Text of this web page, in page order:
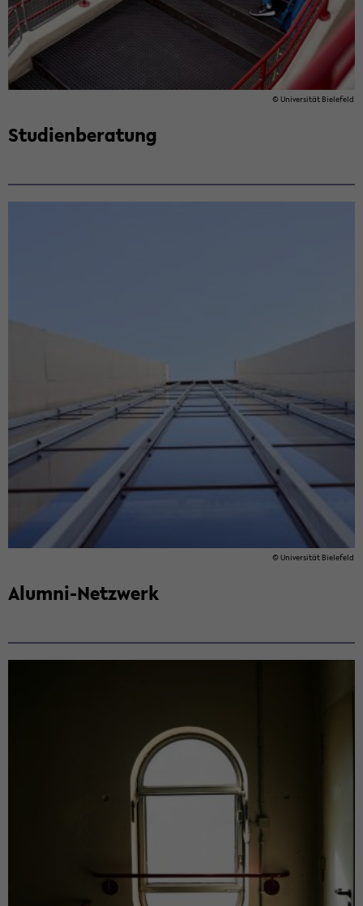
© Uni­ver­si­tät Bie­le­feld
Stu­di­en­be­ra­tung
© Uni­ver­si­tät Bie­le­feld
Alumni-​​Netz­werk